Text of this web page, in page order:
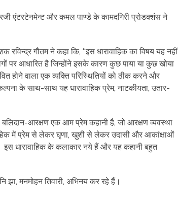
एंटरटेनमेन्ट और कमल पाण्डे के कामदगिरी प्रोडक्शंस ने
रविन्द्र गौतम ने कहा कि, ‘‘इस धारावाहिक का विषय यह नहीं
पर आधारित है जिन्होंने इसके कारण कुछ पाया या कुछ खोया
होने वाला एक व्यक्ति परिस्थितियों को ठीक करने और
के साथ-साथ यह धारावाहिक प्रेम, नाटकीयता, उतार-
बलिदान-आरक्षण एक आम प्रेम कहानी है, जो आरक्षण व्यवस्था
में प्रेम से लेकर घृणा, खुशी से लेकर उदासी और आकांक्षाओं
इस धारावाहिक के कलाकार नये हैं और यह कहानी बहुत
झा, मनमोहन तिवारी, अभिनय कर रहे हैं।